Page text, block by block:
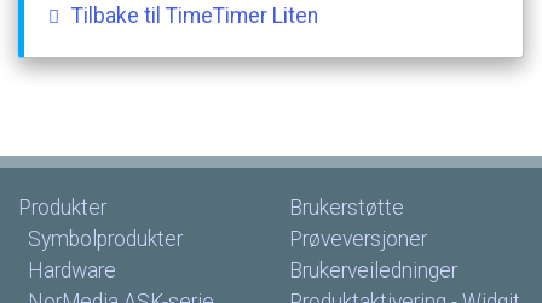
Tilbake til TimeTimer Liten
Produkter
Symbolprodukter
Hardware
Brukerstøtte
Prøveversjoner
Brukerveiledninger